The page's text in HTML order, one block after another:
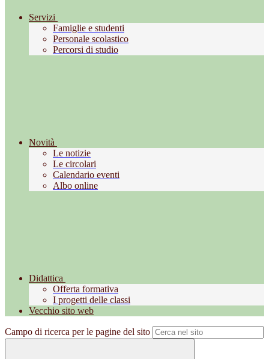
Servizi
Famiglie e studenti
Personale scolastico
Percorsi di studio
Novità
Le notizie
Le circolari
Calendario eventi
Albo online
Didattica
Offerta formativa
I progetti delle classi
Vecchio sito web
Campo di ricerca per le pagine del sito